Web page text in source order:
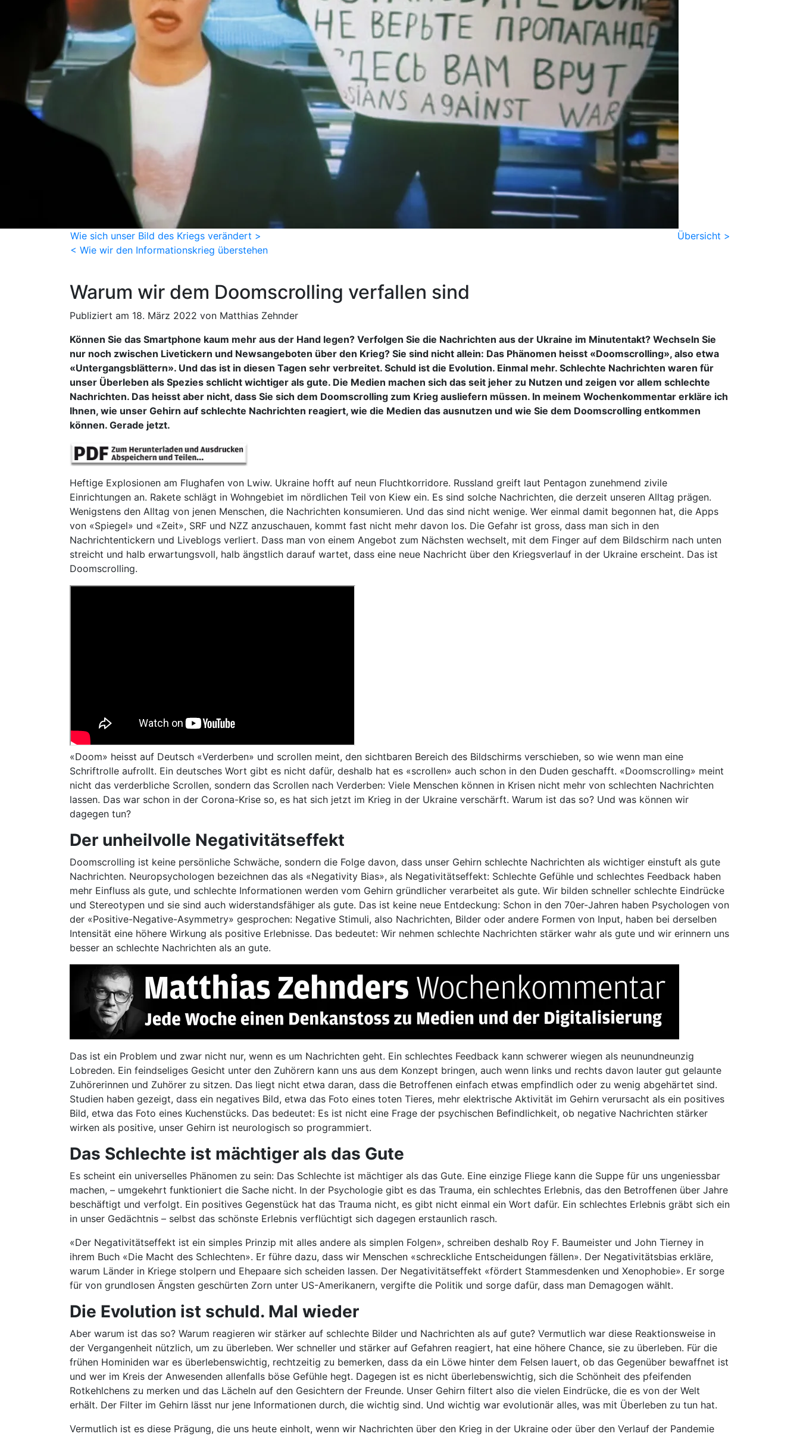
Wie sich unser Bild des Kriegs verändert >
< Wie wir den Informationskrieg überstehen
Übersicht >
Warum wir dem Doomscrolling verfallen sind
Publiziert am 18. März 2022 von Matthias Zehnder
Können Sie das Smartphone kaum mehr aus der Hand legen? Verfolgen Sie die Nachrichten aus der Ukraine im Minutentakt? Wechseln Sie
nur noch zwischen Livetickern und Newsangeboten über den Krieg? Sie sind nicht allein: Das Phänomen heisst «Doomscrolling», also etwa
«Untergangsblättern». Und das ist in diesen Tagen sehr verbreitet. Schuld ist die Evolution. Einmal mehr. Schlechte Nachrichten waren für
unser Überleben als Spezies schlicht wichtiger als gute. Die Medien machen sich das seit jeher zu Nutzen und zeigen vor allem schlechte
Nachrichten. Das heisst aber nicht, dass Sie sich dem Doomscrolling zum Krieg ausliefern müssen. In meinem Wochenkommentar erkläre ich
Ihnen, wie unser Gehirn auf schlechte Nachrichten reagiert, wie die Medien das ausnutzen und wie Sie dem Doomscrolling entkommen
können. Gerade jetzt.
Heftige Explosionen am Flughafen von Lwiw. Ukraine hofft auf neun Fluchtkorridore. Russland greift laut Pentagon zunehmend zivile
Einrichtungen an. Rakete schlägt in Wohngebiet im nördlichen Teil von Kiew ein. Es sind solche Nachrichten, die derzeit unseren Alltag prägen.
Wenigstens den Alltag von jenen Menschen, die Nachrichten konsumieren. Und das sind nicht wenige. Wer einmal damit begonnen hat, die Apps
von «Spiegel» und «Zeit», SRF und NZZ anzuschauen, kommt fast nicht mehr davon los. Die Gefahr ist gross, dass man sich in den
Nachrichtentickern und Liveblogs verliert. Dass man von einem Angebot zum Nächsten wechselt, mit dem Finger auf dem Bildschirm nach unten
streicht und halb erwartungsvoll, halb ängstlich darauf wartet, dass eine neue Nachricht über den Kriegsverlauf in der Ukraine erscheint. Das ist
Doomscrolling.
«Doom» heisst auf Deutsch «Verderben» und scrollen meint, den sichtbaren Bereich des Bildschirms verschieben, so wie wenn man eine
Schriftrolle aufrollt. Ein deutsches Wort gibt es nicht dafür, deshalb hat es «scrollen» auch schon in den Duden geschafft. «Doomscrolling» meint
nicht das verderbliche Scrollen, sondern das Scrollen nach Verderben: Viele Menschen können in Krisen nicht mehr von schlechten Nachrichten
lassen. Das war schon in der Corona-Krise so, es hat sich jetzt im Krieg in der Ukraine verschärft. Warum ist das so? Und was können wir
dagegen tun?
Der unheilvolle Negativitätseffekt
Doomscrolling ist keine persönliche Schwäche, sondern die Folge davon, dass unser Gehirn schlechte Nachrichten als wichtiger einstuft als gute
Nachrichten. Neuropsychologen bezeichnen das als «Negativity Bias», als Negativitätseffekt: Schlechte Gefühle und schlechtes Feedback haben
mehr Einfluss als gute, und schlechte Informationen werden vom Gehirn gründlicher verarbeitet als gute. Wir bilden schneller schlechte Eindrücke
und Stereotypen und sie sind auch widerstandsfähiger als gute. Das ist keine neue Entdeckung: Schon in den 70er-Jahren haben Psychologen von
der «Positive-Negative-Asymmetry» gesprochen: Negative Stimuli, also Nachrichten, Bilder oder andere Formen von Input, haben bei derselben
Intensität eine höhere Wirkung als positive Erlebnisse. Das bedeutet: Wir nehmen schlechte Nachrichten stärker wahr als gute und wir erinnern uns
besser an schlechte Nachrichten als an gute.
Das ist ein Problem und zwar nicht nur, wenn es um Nachrichten geht. Ein schlechtes Feedback kann schwerer wiegen als neunundneunzig
Lobreden. Ein feindseliges Gesicht unter den Zuhörern kann uns aus dem Konzept bringen, auch wenn links und rechts davon lauter gut gelaunte
Zuhörerinnen und Zuhörer zu sitzen. Das liegt nicht etwa daran, dass die Betroffenen einfach etwas empfindlich oder zu wenig abgehärtet sind.
Studien haben gezeigt, dass ein negatives Bild, etwa das Foto eines toten Tieres, mehr elektrische Aktivität im Gehirn verursacht als ein positives
Bild, etwa das Foto eines Kuchenstücks. Das bedeutet: Es ist nicht eine Frage der psychischen Befindlichkeit, ob negative Nachrichten stärker
wirken als positive, unser Gehirn ist neurologisch so programmiert.
Das Schlechte ist mächtiger als das Gute
Es scheint ein universelles Phänomen zu sein: Das Schlechte ist mächtiger als das Gute. Eine einzige Fliege kann die Suppe für uns ungeniessbar
machen, – umgekehrt funktioniert die Sache nicht. In der Psychologie gibt es das Trauma, ein schlechtes Erlebnis, das den Betroffenen über Jahre
beschäftigt und verfolgt. Ein positives Gegenstück hat das Trauma nicht, es gibt nicht einmal ein Wort dafür. Ein schlechtes Erlebnis gräbt sich ein
in unser Gedächtnis – selbst das schönste Erlebnis verflüchtigt sich dagegen erstaunlich rasch.
«Der Negativitätseffekt ist ein simples Prinzip mit alles andere als simplen Folgen», schreiben deshalb Roy F. Baumeister und John Tierney in
ihrem Buch «Die Macht des Schlechten». Er führe dazu, dass wir Menschen «schreckliche Entscheidungen fällen». Der Negativitätsbias erkläre,
warum Länder in Kriege stolpern und Ehepaare sich scheiden lassen. Der Negativitätseffekt «fördert Stammesdenken und Xenophobie». Er sorge
für von grundlosen Ängsten geschürten Zorn unter US-Amerikanern, vergifte die Politik und sorge dafür, dass man Demagogen wählt.
Die Evolution ist schuld. Mal wieder
Aber warum ist das so? Warum reagieren wir stärker auf schlechte Bilder und Nachrichten als auf gute? Vermutlich war diese Reaktionsweise in
der Vergangenheit nützlich, um zu überleben. Wer schneller und stärker auf Gefahren reagiert, hat eine höhere Chance, sie zu überleben. Für die
frühen Hominiden war es überlebenswichtig, rechtzeitig zu bemerken, dass da ein Löwe hinter dem Felsen lauert, ob das Gegenüber bewaffnet ist
und wer im Kreis der Anwesenden allenfalls böse Gefühle hegt. Dagegen ist es nicht überlebenswichtig, sich die Schönheit des pfeifenden
Rotkehlchens zu merken und das Lächeln auf den Gesichtern der Freunde. Unser Gehirn filtert also die vielen Eindrücke, die es von der Welt
erhält. Der Filter im Gehirn lässt nur jene Informationen durch, die wichtig sind. Und wichtig war evolutionär alles, was mit Überleben zu tun hat.
Vermutlich ist es diese Prägung, die uns heute einholt, wenn wir Nachrichten über den Krieg in der Ukraine oder über den Verlauf der Pandemie